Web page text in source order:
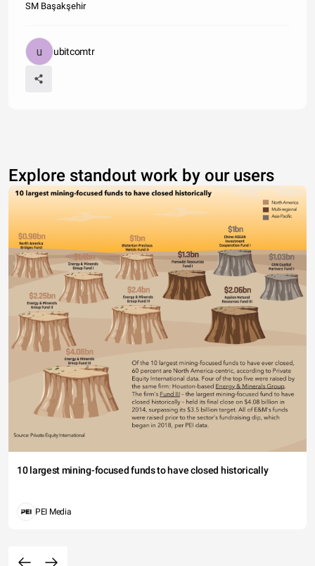
SM Başakşehir
ubitcomtr
Explore standout work by our users
10 largest mining-focused funds to have closed historically
PEI Media